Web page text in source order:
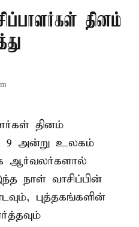
தினம்
தினம்
அன்று உலகம்
ஆர்வலர்களால்
நாள் வாசிப்பின்
புத்தகங்களின்